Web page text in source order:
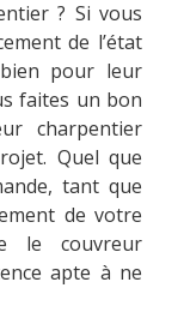
? Si vous
de l’état
pour leur
faites un bon
charpentier
Quel que
tant que
de votre
le couvreur
apte à ne